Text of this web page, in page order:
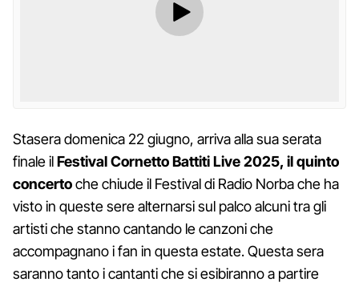
Stasera domenica 22 giugno, arriva alla sua serata
finale ilFestival Cornetto Battiti Live 2025, il quinto
concertoche chiude il Festival di Radio Norba che ha
visto in queste sere alternarsi sul palco alcuni tra gli
artisti che stanno cantando le canzoni che
accompagnano i fan in questa estate. Questa sera
saranno tanto i cantanti che si esibiranno a partire